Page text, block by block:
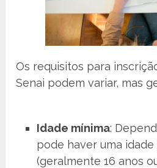
Os requisitos para
Senai podem variar, mas
Idade mínima:
pode haver uma idade
(geralmente 16 anos